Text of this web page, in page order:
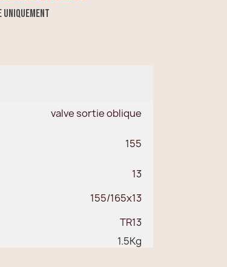
valve sortie oblique
155
13
155/165x13
TR13
1.5Kg